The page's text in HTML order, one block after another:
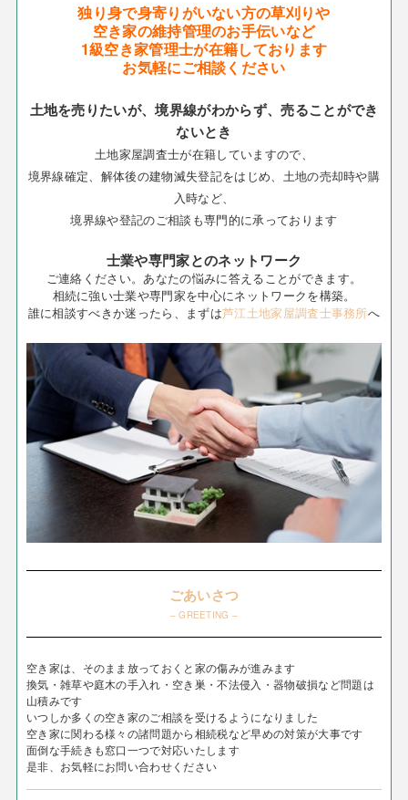
独り身で身寄りがいない方の草刈りや
空き家の維持管理のお手伝いなど
1級空き家管理士が在籍しております
お気軽にご相談ください
土地を売りたいが、境界線がわからず、売ることができ
ないとき
土地家屋調査士が在籍していますので、
境界線確定、解体後の建物滅失登記をはじめ、土地の売却時や購
入時など、
境界線や登記のご相談も専門的に承っております
士業や専門家とのネットワーク
ご連絡ください。あなたの悩みに答えることができます。
相続に強い士業や専門家を中心にネットワークを構築。
誰に相談すべきか迷ったら、まずは芦江土地家屋調査士事務所へ
ごあいさつ
– GREETING –
空き家は、そのまま放っておくと家の傷みが進みます
換気・雑草や庭木の手入れ・空き巣・不法侵入・器物破損など問題は
山積みです
いつしか多くの空き家のご相談を受けるようになりました
空き家に関わる様々の諸問題から相続税など早めの対策が大事です
面倒な手続きも窓口一つで対応いたします
是非、お気軽にお問い合わせください